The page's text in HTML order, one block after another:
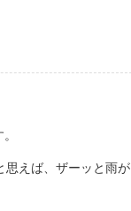
えば、ザーッと雨が